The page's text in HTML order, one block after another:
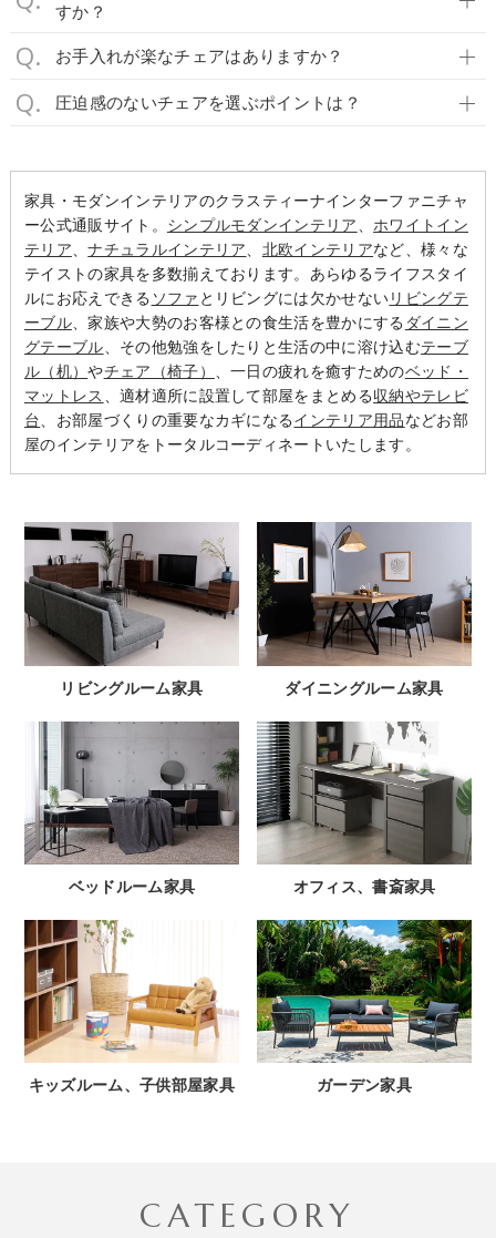
すか？
お手入れが楽なチェアはありますか？
圧迫感のないチェアを選ぶポイントは？
家具・モダンインテリアのクラスティーナインターファニチャ
ー公式通販サイト。 シンプルモダンインテリア、ホワイトイン
テリア、ナチュラルインテリア、 北欧インテリアなど、様々な
テイストの家具を多数揃えております。あらゆるライフスタイ
ルにお応えできる ソファ とリビングには欠かせないリビングテ
ーブル、家族や大勢のお客様との食生活を豊かにする ダイニン
グテーブル、その他勉強をしたりと生活の中に溶け込むテーブ
ル（机）やチェア（椅子） 、一日の疲れを癒すためのベッド・
マットレス 、適材適所に設置して部屋をまとめる収納やテレビ
台、お部屋づくりの重要なカギになるインテリア用品などお部
屋のインテリアをトータルコーディネートいたします。
リビングルーム家具 ダイニングルーム家具
ベッドルーム家具 オフィス、書斎家具
キッズルーム、子供部屋家具 ガーデン家具
CATEGORY